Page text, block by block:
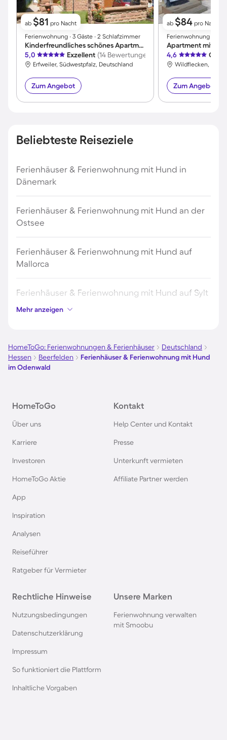
ab $81 pro Nacht
Ferienwohnung ∙ 3 Gäste ∙ 2 Schlafzimmer
Kinderfreundliches schönes Apartment mit Terrasse, Garten und Grill
5,0
Exzellent (14 Bewertungen)
Erfweiler, Südwestpfalz, Deutschland
Zum Angebot
ab $84 pro Nacht
Ferienwohnung ∙ 4
4,6
Wildflecken, Bad
Zum Angebot
Beliebteste Reiseziele
Ferienhäuser & Ferienwohnung mit Hund in
Dänemark
Ferienhäuser & Ferienwohnung mit Hund an der
Ostsee
Ferienhäuser & Ferienwohnung mit Hund auf
Mallorca
Ferienhäuser & Ferienwohnung mit Hund auf Sylt
Ferienhäuser & Ferienwohnung mit Hund auf
Ferienhäuser & Ferienwohnung mit Hund am
Ferienhäuser & Ferienwohnung mit Hund auf
Rügen
Gardasee
Nordsee
Ferienhäuser & Ferienwohnung mit Hund in
Allgäu
Ferienhäuser & Ferienwohnung mit Hund auf
Ferienhäuser & Ferienwohnung mit Hund in
Mehr anzeigen
HomeToGo: Ferienwohnungen & Ferienhäuser
Deutschland
Hessen
Beerfelden
Ferienhäuser & Ferienwohnung mit Hund
im Odenwald
HomeToGo
Über uns
Karriere
Investoren
HomeToGo Aktie
App
Inspiration
Analysen
Reiseführer
Ratgeber für Vermieter
Kontakt
Help Center und Kontakt
Presse
Unterkunft vermieten
Affiliate Partner werden
Rechtliche Hinweise
Nutzungsbedingungen
Datenschutzerklärung
Impressum
So funktioniert die Plattform
Inhaltliche Vorgaben
Unsere Marken
Ferienwohnung verwalten
mit Smoobu